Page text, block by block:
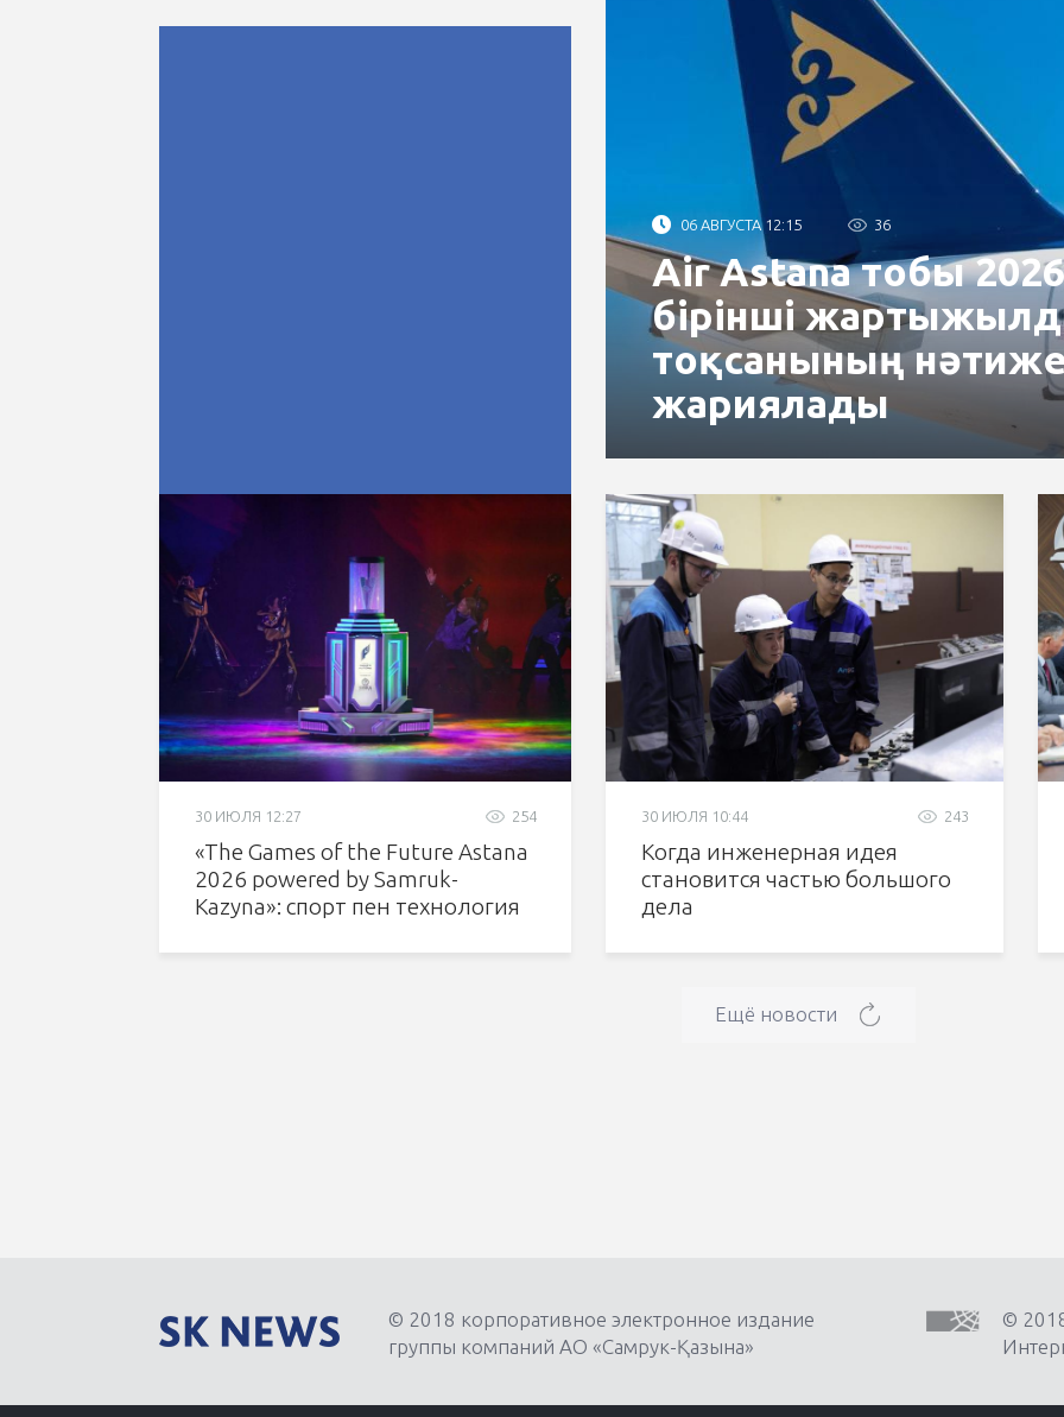
06 АВГУСТА 12:15 36
Air Astana тобы
бірінші
тоқсанының
жариялады
254
30 ИЮЛЯ 12:27
«The Games of the Future Astana
2026 powered by Samruk-
Kazyna»: спорт пен технология
243
30 ИЮЛЯ 10:44
Когда инженерная идея
становится частью большого
дела
Ещё новости
© 2018 корпоративное электронное издание
группы компаний АО «Самрук-Қазына»
©